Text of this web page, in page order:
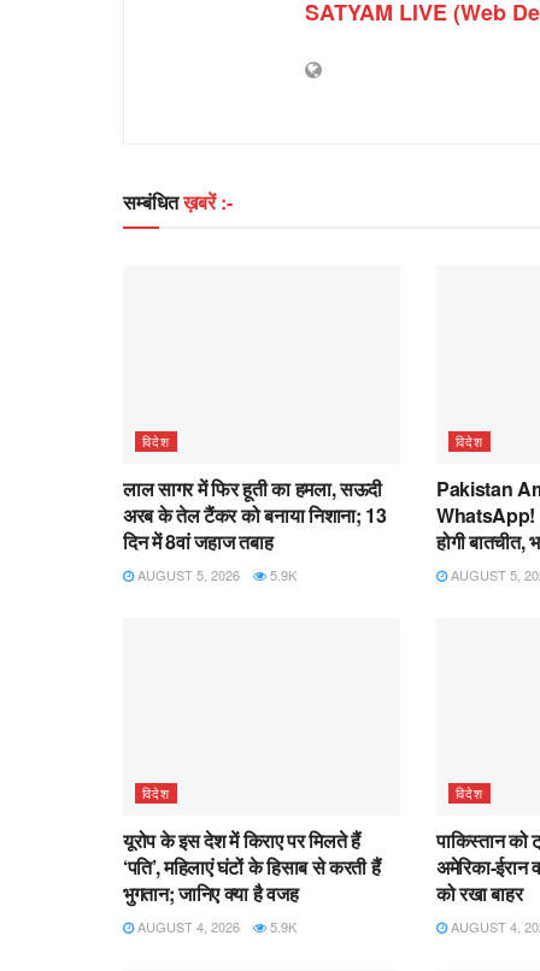
SATYAM LIVE (Web
सम्बंधितख़बरें :-
विदेश
लाल सागर में फिर हूती का हमला, सऊदी
अरब के तेल टैंकर को बनाया निशाना; 13
दिन में 8वां जहाज तबाह
AUGUST 5, 2026 5.9K
विदेश
Pakistan
WhatsApp!
होगी
AUGUST 5,
विदेश
यूरोप के इस देश में किराए पर मिलते हैं
‘पति’, महिलाएं घंटों के हिसाब से करती हैं
भुगतान; जानिए क्या है वजह
AUGUST 4, 2026 5.9K
विदेश
पाकिस्तान को
अमेरिका-ईरान
को रखा बाहर
AUGUST 4,